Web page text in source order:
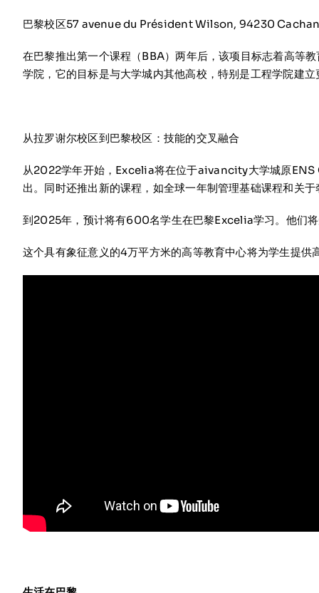
巴黎校区57 avenue du Président Wilson, 94230
在巴黎推出第一个课程（BBA）两年后，该项目标志着高等
学院，它的目标是与大学城内其他高校，特别是工程学院建
从拉罗谢尔校区到巴黎校区：技能的交叉融合
从2022学年开始，Excelia将在位于aivancity大学城原ENS
出。同时还推出新的课程，如全球一年制管理基础课程和关
到2025年，预计将有600名学生在巴黎Excelia学习。他们
这个具有象征意义的4万平方米的高等教育中心将为学生提